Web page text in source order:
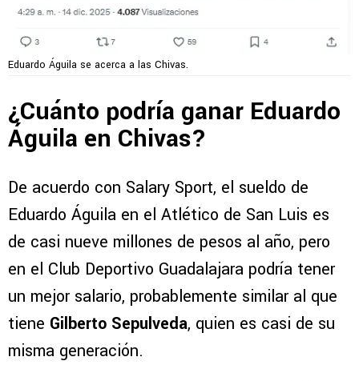
Eduardo Águila se acerca a las Chivas.
¿Cuánto podría ganar Eduardo
Águila en Chivas?
De acuerdo con Salary Sport, el sueldo de
Eduardo Águila en el Atlético de San Luis es
de casi nueve millones de pesos al año, pero
en el Club Deportivo Guadalajara podría tener
un mejor salario, probablemente similar al que
tiene Gilberto Sepulveda, quien es casi de su
misma generación.